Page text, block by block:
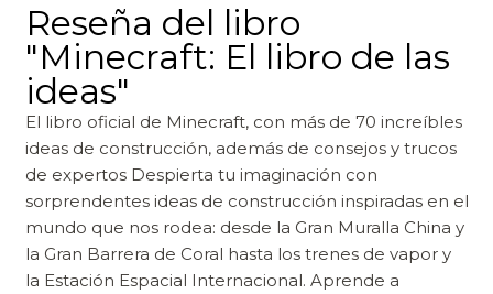
Reseña del libro
"Minecraft: El libro de las
ideas"
El libro oficial de Minecraft, con más de 70 increíbles
ideas de construcción, además de consejos y trucos
de expertos Despierta tu imaginación con
sorprendentes ideas de construcción inspiradas en el
mundo que nos rodea: desde la Gran Muralla China y
la Gran Barrera de Coral hasta los trenes de vapor y
la Estación Espacial Internacional. Aprende a